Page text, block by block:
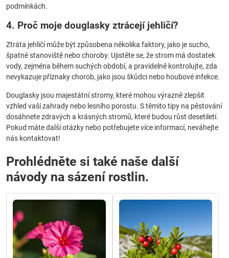
podmínkách.
4. Proč moje douglasky ztrácejí jehličí?
Ztráta jehličí může být způsobena několika faktory, jako je sucho,
špatné stanoviště nebo choroby. Ujistěte se, že strom má dostatek
vody, zejména během suchých období, a pravidelně kontrolujte, zda
nevykazuje příznaky chorob, jako jsou škůdci nebo houbové infekce.
Douglasky jsou majestátní stromy, které mohou výrazně zlepšit
vzhled vaší zahrady nebo lesního porostu. S těmito tipy na pěstování
dosáhnete zdravých a krásných stromů, které budou růst desetiletí.
Pokud máte další otázky nebo potřebujete více informací, neváhejte
nás kontaktovat!
Prohlédněte si také naše další
návody na sázení rostlin.